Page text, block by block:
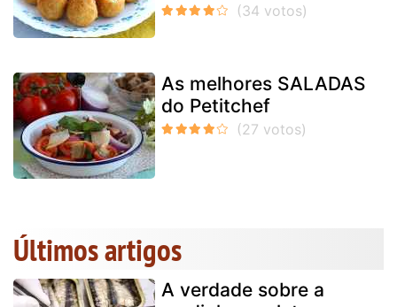
As melhores SALADAS
do Petitchef
Últimos artigos
A verdade sobre a